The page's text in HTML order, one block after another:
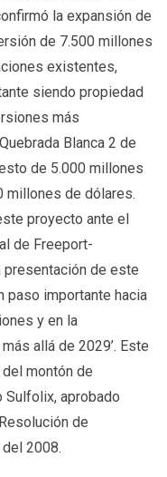
la expansión de
de 7.500 millones
existentes,
siendo propiedad
más
Blanca 2 de
de 5.000 millones
millones de dólares.
proyecto ante el
de Freeport-
presentación de este
paso importante hacia
y en la
allá de 2029’. Este
montón de
Sulfolix, aprobado
de
2008.